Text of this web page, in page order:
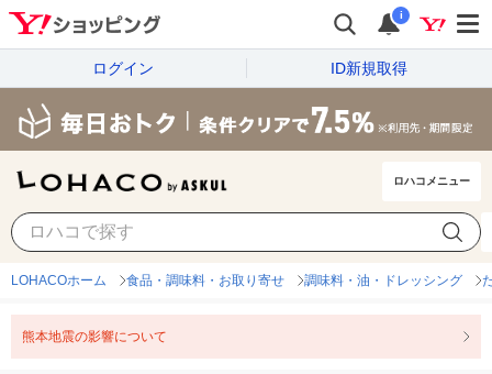
i
ログイン ID新規取得
ロハコメニュー
LOHACOホーム 食品・調味料・お取り寄せ 調味料・油・ドレッシング
熊本地震の影響について